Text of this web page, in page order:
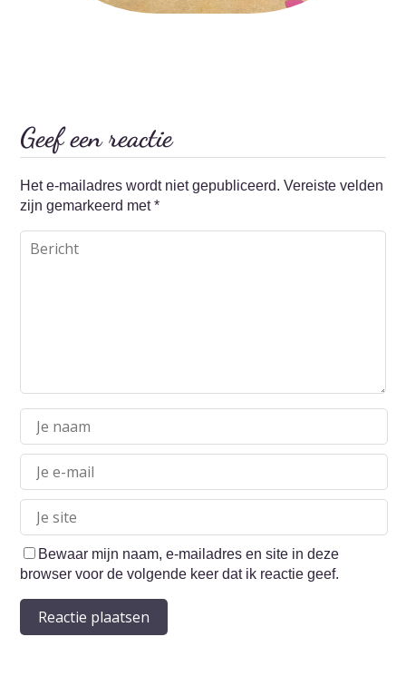
Geef een reactie
Het e-mailadres wordt niet gepubliceerd. Vereiste velden
zijn gemarkeerd met*
Bewaar mijn naam, e-mailadres en site in deze
browser voor de volgende keer dat ik reactie geef.